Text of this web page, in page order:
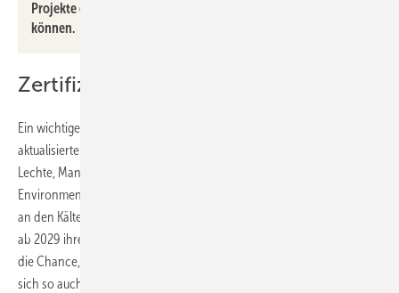
Projekte effizient, normgerecht und betriebssicher umsetzen
können.
Zertifizierungskurs A1-Kälteschein
Ein wichtiger Bestandteil des Schulungsprogramms ist der
aktualisierte Zertifizierungskurs für den neuen A1-Kälteschein. Michael
Lechte, Manager Produktmarketing bei Mitsubishi Electric, Living
Environment Systems, betont die Dringlichkeit: „Die Anforderungen
an den Kälteschein haben sich geändert. Alle Zertifikate verlieren
ab 2029 ihre Gültigkeit. Mit unseren Schulungen haben Fachpartner
die Chance, sich frühzeitig auf den neuesten Stand zu bringen und
sich so auch in Zukunft als Fachmann für moderne und nachhaltige